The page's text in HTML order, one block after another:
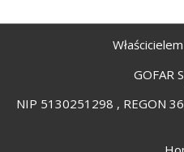
GOFAR
NIP 5130251298 , REGON